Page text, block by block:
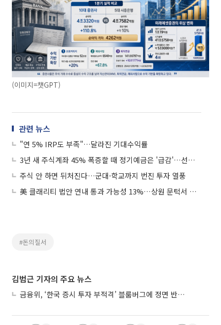
(이미지=챗GPT)
관련 뉴스
"연 5% IRP도 부족"…달라진 기대수익률
3년 새 주식계좌 45% 폭증할 때 정기예금은 '급감'…선명해진 '머니무브'
주식 안 하면 뒤처진다…군대·학교까지 번진 투자 열풍
美 클래리티 법안 연내 통과 가능성 13%…상원 문턱서 제동
#돈의질서
김범근 기자의 주요 뉴스
금융위, ‘한국 증시 투자 부적격’ 블룸버그에 정면 반박…“근거 불분명”